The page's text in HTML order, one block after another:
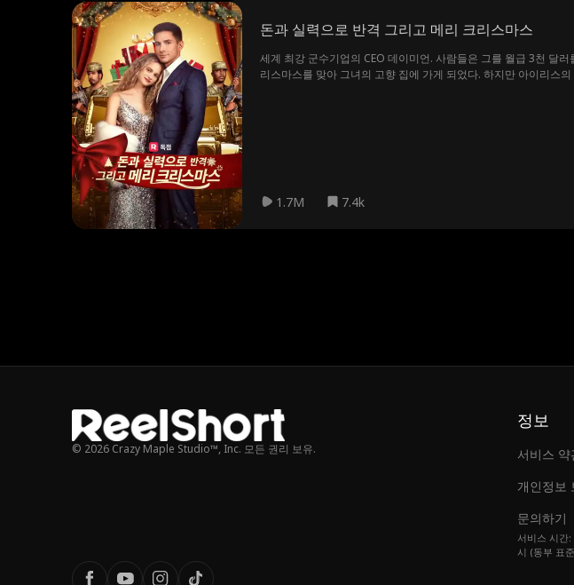
돈과 실력으로 반격 그리고 메리 크리스마스
세계 최강 군수기업의 CEO 데이미언. 사람들은 그를 월급 3천 달
리스마스를 맞아 그녀의 고향 집에 가게 되었다. 하지만 아이리스
1.7M 7.4k
© 2026 Crazy Maple Studio™, Inc. 모든 권리 보유.
정보
서비스 약
개인정보
문의하기
서비스 시간
시 (동부 표